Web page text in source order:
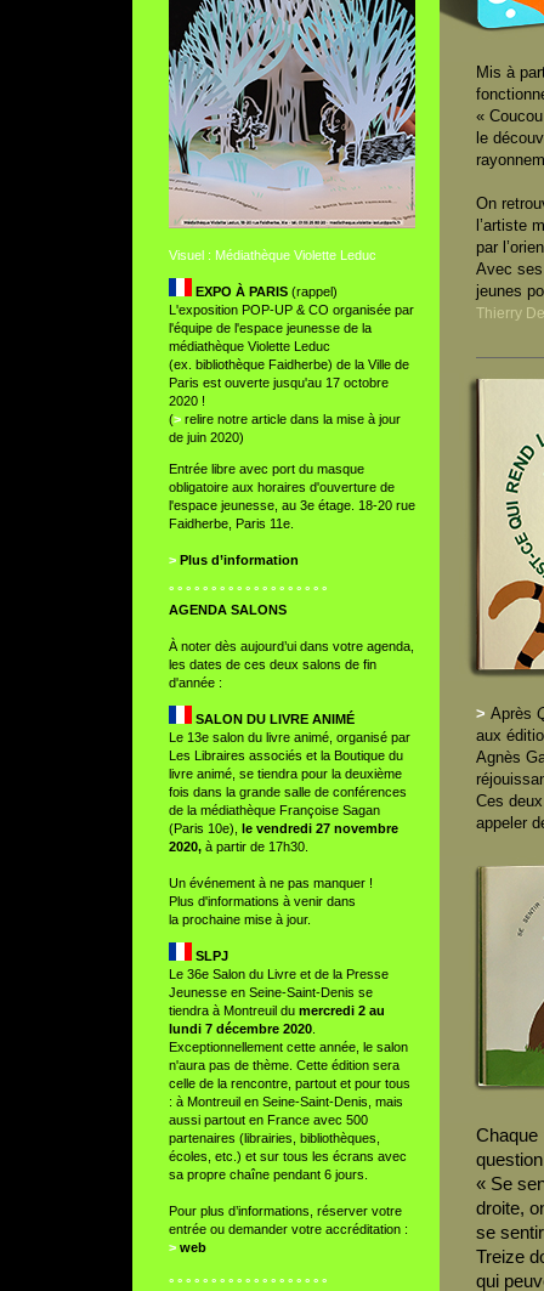
Visuel : Médiathèque Violette Leduc
EXPO À PARIS(rappel)
L'exposition POP-UP & CO organisée par
l'équipe de l'espace jeunesse de la
médiathèque Violette Leduc
(ex. bibliothèque Faidherbe) de la Ville de
Paris est ouverte jusqu'au 17 octobre
2020 !
(> relire notre article dans la mise à jour
de juin 2020)
Entrée libre avec port du masque
obligatoire aux horaires d'ouverture de
l'espace jeunesse, au 3e étage. 18-20 rue
Faidherbe, Paris 11e.
> Plus d’information
° ° ° ° ° ° ° ° ° ° ° ° ° ° ° ° ° ° °
AGENDA SALONS
À noter dès aujourd’ui dans votre agenda,
les dates de ces deux salons de fin
d'année :
SALON DU LIVRE ANIMÉ
Le 13e salon du livre animé, organisé par
Les Libraires associés et la Boutique du
livre animé, se tiendra pour la deuxième
fois dans la grande salle de conférences
de la médiathèque Françoise Sagan
(Paris 10e), le vendredi 27 novembre
2020,à partir de 17h30.
Un événement à ne pas manquer !
Plus d'informations à venir dans
la prochaine mise à jour.
SLPJ
Le 36e Salon du Livre et de la Presse
Jeunesse en Seine-Saint-Denis se
tiendra à Montreuil dumercredi 2 au
lundi 7 décembre 2020.
Exceptionnellement cette année, le salon
n'aura pas de thème. Cette édition sera
celle de la rencontre, partout et pour tous
: à Montreuil en Seine-Saint-Denis, mais
aussi partout en France avec 500
partenaires (librairies, bibliothèques,
écoles, etc.) et sur tous les écrans avec
sa propre chaîne pendant 6 jours.
Pour plus d’informations, réserver votre
entrée ou demander votre accréditation :
> web
° ° ° ° ° ° ° ° ° ° ° ° ° ° ° ° ° ° °
Mis à
«
le
On
l’artiste
par
Avec
jeunes
Thierry
> Après
aux
Agnès
Ces
appeler
Chaque
« Se
droite,
se
Treize
qui